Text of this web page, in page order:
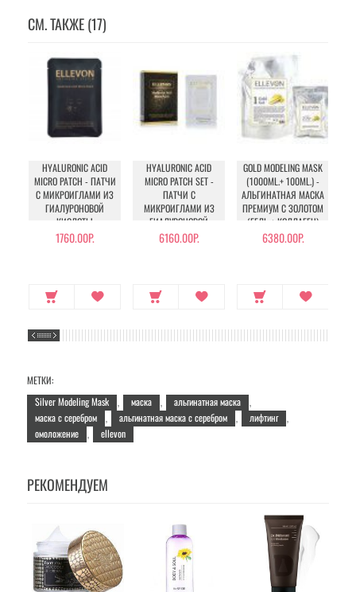
СМ. ТАКЖЕ (17)
HYALURONIC ACID
MICRO PATCH - ПАТЧИ
С МИКРОИГЛАМИ ИЗ
ГИАЛУРОНОВОЙ
КИСЛОТЫ
1760.00Р.
HYALURONIC ACID
MICRO PATCH SET -
ПАТЧИ C
МИКРОИГЛАМИ ИЗ
ГИАЛУРОНОВОЙ
КИСЛОТЫ
6160.00Р.
GOLD MODELING MASK
(1000ML.+ 100ML.) -
АЛЬГИНАТНАЯ МАСКА
ПРЕМИУМ С ЗОЛОТОМ
(ГЕЛЬ + КОЛЛАГЕН)
6380.00Р.
МЕТКИ:
Silver Modeling Mask
маска альгинатная маска
маска с серебром альгинатная маска с серебром лифтинг
омоложение ellevon
РЕКОМЕНДУЕМ